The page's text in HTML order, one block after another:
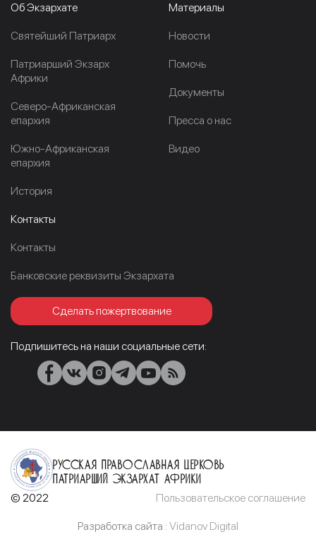
Об Экзархате
Cвятейший Патриарх
Патриарший Экзарх
Африки
Северо-Африканская
епархия
Южно-Африканская
епархия
История
Материалы
Новости
Помочь
Документы
Пресса о нас
Видео
Контакты
Контакты
Банковские реквизиты Экзархата
Сделать пожертвование
Подпишитесь на наши социальные сети:
Русская Православная Церковь
Патриарший Экзархат Африки
© 2022 Пользовательское соглашение
Разработка сайта : Vidanov Digital